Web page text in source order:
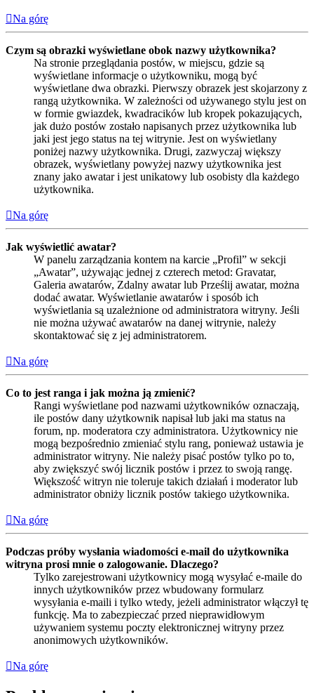
Na górę
Czym są obrazki wyświetlane obok nazwy użytkownika?
Na stronie przeglądania postów, w miejscu, gdzie są
wyświetlane informacje o użytkowniku, mogą być
wyświetlane dwa obrazki. Pierwszy obrazek jest skojarzony z
rangą użytkownika. W zależności od używanego stylu jest on
w formie gwiazdek, kwadracików lub kropek pokazujących,
jak dużo postów zostało napisanych przez użytkownika lub
jaki jest jego status na tej witrynie. Jest on wyświetlany
poniżej nazwy użytkownika. Drugi, zazwyczaj większy
obrazek, wyświetlany powyżej nazwy użytkownika jest
znany jako awatar i jest unikatowy lub osobisty dla każdego
użytkownika.
Na górę
Jak wyświetlić awatar?
W panelu zarządzania kontem na karcie „Profil” w sekcji
„Awatar”, używając jednej z czterech metod: Gravatar,
Galeria awatarów, Zdalny awatar lub Prześlij awatar, można
dodać awatar. Wyświetlanie awatarów i sposób ich
wyświetlania są uzależnione od administratora witryny. Jeśli
nie można używać awatarów na danej witrynie, należy
skontaktować się z jej administratorem.
Na górę
Co to jest ranga i jak można ją zmienić?
Rangi wyświetlane pod nazwami użytkowników oznaczają,
ile postów dany użytkownik napisał lub jaki ma status na
forum, np. moderatora czy administratora. Użytkownicy nie
mogą bezpośrednio zmieniać stylu rang, ponieważ ustawia je
administrator witryny. Nie należy pisać postów tylko po to,
aby zwiększyć swój licznik postów i przez to swoją rangę.
Większość witryn nie toleruje takich działań i moderator lub
administrator obniży licznik postów takiego użytkownika.
Na górę
Podczas próby wysłania wiadomości e-mail do użytkownika
witryna prosi mnie o zalogowanie. Dlaczego?
Tylko zarejestrowani użytkownicy mogą wysyłać e-maile do
innych użytkowników przez wbudowany formularz
wysyłania e-maili i tylko wtedy, jeżeli administrator włączył tę
funkcję. Ma to zabezpieczać przed nieprawidłowym
używaniem systemu poczty elektronicznej witryny przez
anonimowych użytkowników.
Na górę